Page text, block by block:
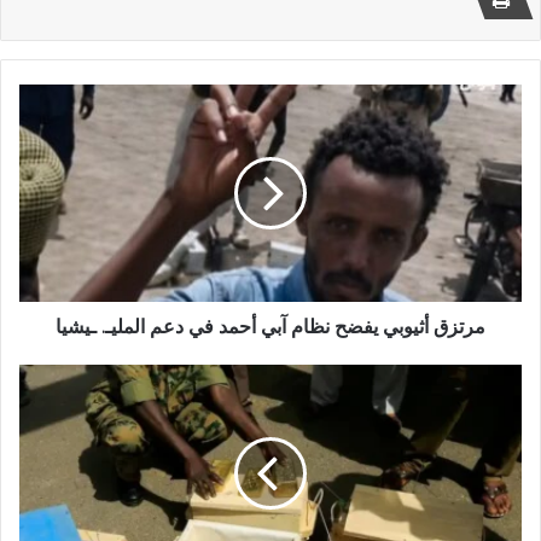
مرتزق
يفضح
نظام
أحمد
في
دعم
المليـ.
مرتزق أثيوبي يفضح نظام آبي أحمد في دعم المليـ. ـيشيا
ذهب
من
بورتسودان